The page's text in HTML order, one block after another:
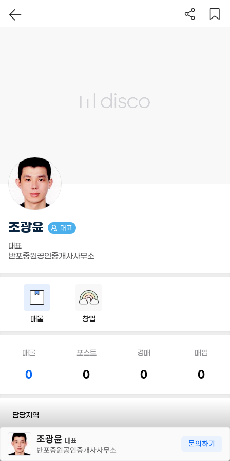
조광윤 대표
대표
반포중원공인중개사사무소
매물 창업
매물
0
포스트
0
경매
0
매입
0
담당지역
전화 조광윤 대표
반포중원공인중개사사무소
문의하기